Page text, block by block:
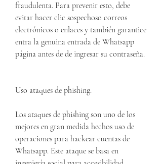
fraudulenta. Para prevenir esto, debe
evitar hacer clic sospechoso correos
electrónicos o enlaces y también garantice
entra la genuina entrada de Whatsapp
página antes de de ingresar su contraseña.
Uso ataques de phishing.
Los ataques de phishing son uno de los
mejores en gran medida hechos uso de
operaciones para hackear cuentas de
Whatsapp. Este ataque se basa en